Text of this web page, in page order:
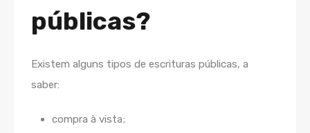
públicas?
Existem alguns tipos de escrituras públicas, a
saber:
compra à vista;